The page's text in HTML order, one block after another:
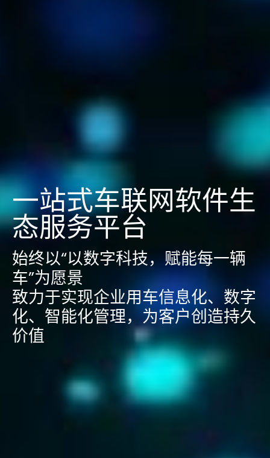
一站式车联网软件生
态服务平台
始终以“以数字科技，赋能每一辆
车”为愿景
致力于实现企业用车信息化、数字
化、智能化管理，为客户创造持久
价值